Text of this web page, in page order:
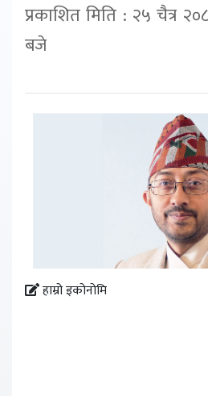
प्रकाशित मिति : २५ चैत्र
बजे
हाम्रो इकोनोमि